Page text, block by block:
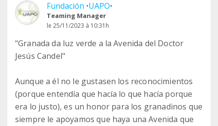
Fundación •UAPO•
Teaming Manager
le 25/11/2023 à 10:31h
"Granada da luz verde a la Avenida del Doctor
Jesús Candel"
Aunque a él no le gustasen los reconocimientos
(porque entendía que hacía lo que hacía porque
era lo justo), es un honor para los granadinos que
siempre le apoyamos que haya una Avenida que